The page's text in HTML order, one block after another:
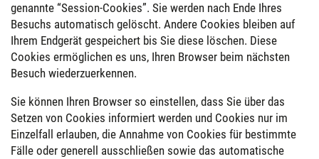
genannte “Session-Cookies”. Sie werden nach Ende Ihres
Besuchs automatisch gelöscht. Andere Cookies bleiben auf
Ihrem Endgerät gespeichert bis Sie diese löschen. Diese
Cookies ermöglichen es uns, Ihren Browser beim nächsten
Besuch wiederzuerkennen.
Sie können Ihren Browser so einstellen, dass Sie über das
Setzen von Cookies informiert werden und Cookies nur im
Einzelfall erlauben, die Annahme von Cookies für bestimmte
Fälle oder generell ausschließen sowie das automatische